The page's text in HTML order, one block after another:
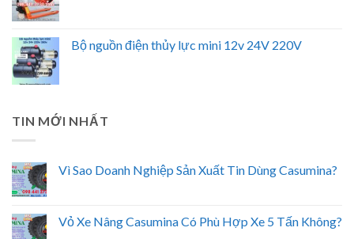
Bộ nguồn điện thủy lực mini 12v 24V 220V
TIN MỚI NHẤT
Vì Sao Doanh Nghiệp Sản Xuất Tin Dùng Casumina?
Vỏ Xe Nâng Casumina Có Phù Hợp Xe 5 Tấn Không?